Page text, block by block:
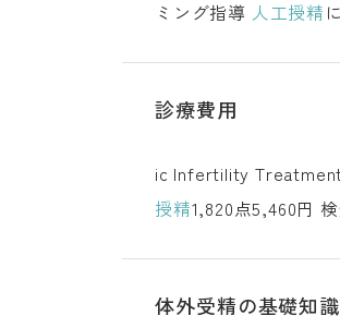
ミング指導 人工授精
診療費用
授精
体外受精の基礎知識